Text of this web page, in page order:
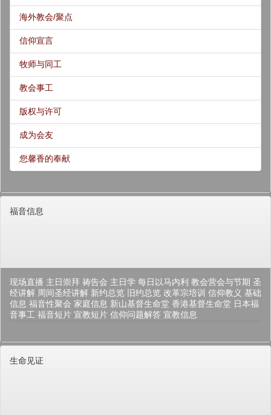
海外教会/聚点
信仰宣言
牧师与同工
教会事工
版权与许可
成为会友
您馨香的奉献
福音信息
现场直播 主日崇拜 祷告会 主日学 每日以马内利 教会营会与节期 圣
经讲解 周间圣经讲解 新约总览 旧约总览 改革宗培训 信仰教义 基础
信息 福音性聚会 家庭信息 新山基督生命堂 香港基督生命堂 日本福
音事工 福音短片 宣教短片 信仰问题解答 宣教信息
生命见证